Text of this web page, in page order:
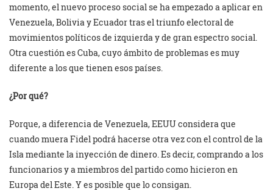
momento, el nuevo proceso social se ha empezado a aplicar en
Venezuela, Bolivia y Ecuador tras el triunfo electoral de
movimientos políticos de izquierda y de gran espectro social.
Otra cuestión es Cuba, cuyo ámbito de problemas es muy
diferente a los que tienen esos países.
¿Por qué?
Porque, a diferencia de Venezuela, EEUU considera que
cuando muera Fidel podrá hacerse otra vez con el control de la
Isla mediante la inyección de dinero. Es decir, comprando a los
funcionarios y a miembros del partido como hicieron en
Europa del Este. Y es posible que lo consigan.